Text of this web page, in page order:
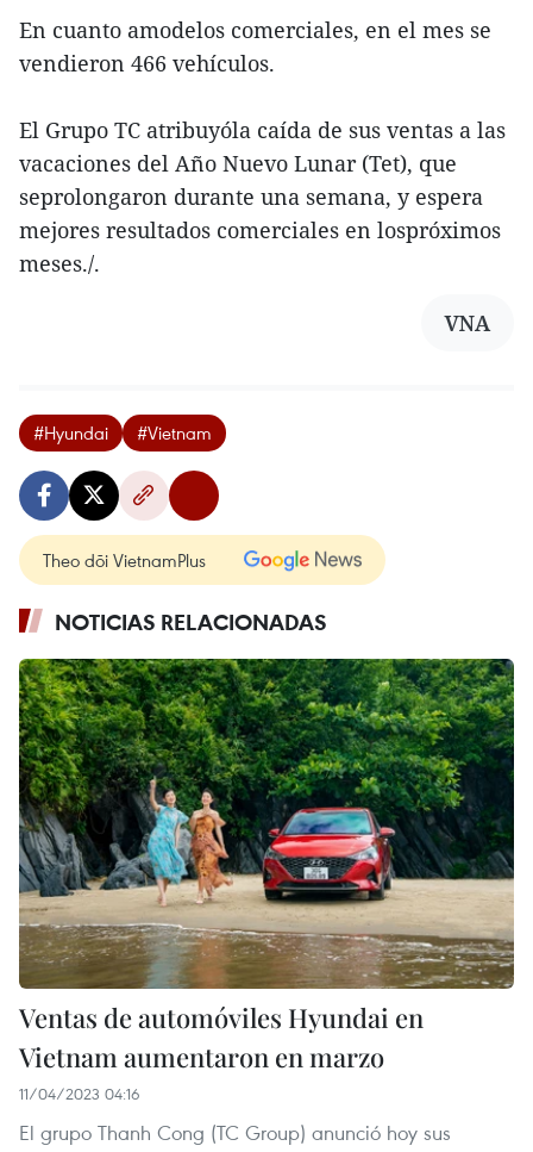
En cuanto amodelos comerciales, en el mes se
vendieron 466 vehículos.
El Grupo TC atribuyóla caída de sus ventas a las
vacaciones del Año Nuevo Lunar (Tet), que
seprolongaron durante una semana, y espera
mejores resultados comerciales en lospróximos
meses./.
VNA
#Hyundai #Vietnam
Theo dõi VietnamPlus
NOTICIAS RELACIONADAS
Ventas de automóviles Hyundai en
Vietnam aumentaron en marzo
11/04/2023 04:16
El grupo Thanh Cong (TC Group) anunció hoy sus